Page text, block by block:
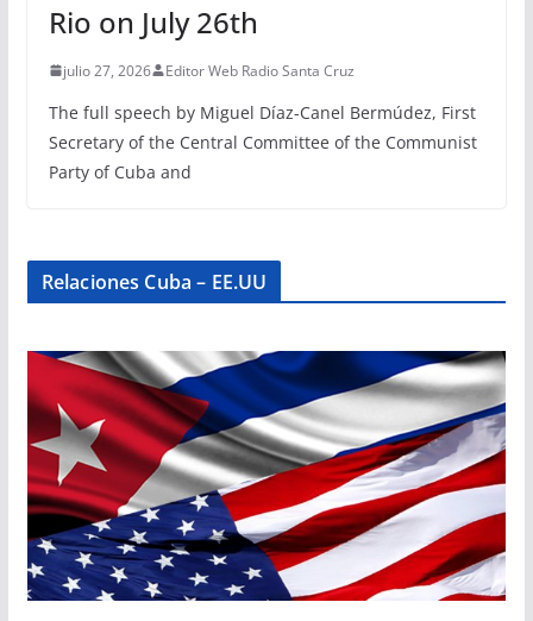
Rio on July 26th
julio 27, 2026 Editor Web Radio Santa Cruz
The full speech by Miguel Díaz-Canel Bermúdez, First
Secretary of the Central Committee of the Communist
Party of Cuba and
Relaciones Cuba – EE.UU